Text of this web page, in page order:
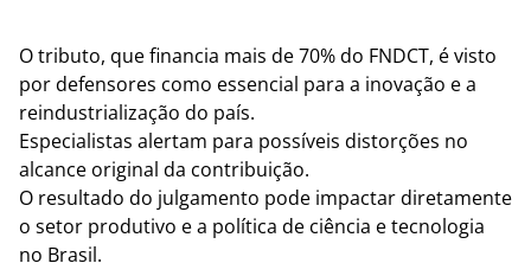
O tributo, que financia mais de 70% do FNDCT, é visto
por defensores como essencial para a inovação e a
reindustrialização do país.
Especialistas alertam para possíveis distorções no
alcance original da contribuição.
O resultado do julgamento pode impactar diretamente
o setor produtivo e a política de ciência e tecnologia
no Brasil.